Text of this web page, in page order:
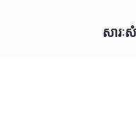
សារៈ